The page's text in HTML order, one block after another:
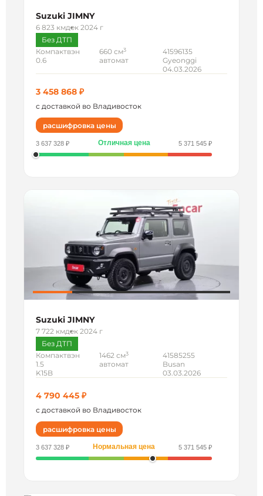
Suzuki JIMNY
6 823 кмдек 2024 г
Без ДТП
Компактвэн
0.6
660 см3
автомат
41596135
Gyeonggi
04.03.2026
3 458 868 ₽
с доставкой во Владивосток
расшифровка цены
3 637 328 ₽ Отличная цена 5 371 545 ₽
Suzuki JIMNY
7 722 кмдек 2024 г
Без ДТП
Компактвэн
1.5
K15B
1462 см3
автомат
41585255
Busan
03.03.2026
4 790 445 ₽
с доставкой во Владивосток
расшифровка цены
3 637 328 ₽ Нормальная цена 5 371 545 ₽